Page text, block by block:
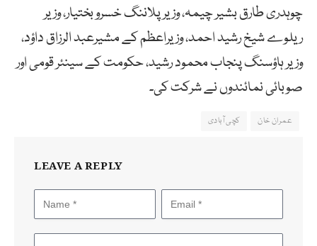
چوہدری طارق بشیر چیمہ، وزیر پلاننگ خسرو بختیار، وزیر
ریلوے شیخ رشید احمد، وزیراعظم کے مشیرعبد الرزاق داؤد،
وزیر ہاؤسنگ پنجاب محمود رشید، حکومت کے سینئر قومی اور
صوبائی نمائندوں نے شرکت کی۔
عمران خان کچی آبادی
LEAVE A REPLY